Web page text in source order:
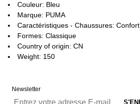
Couleur: Bleu
Marque: PUMA
Caractéristiques - Chaussures: Confort
Formes: Classique
Country of origin: CN
Weight: 150
Newsletter